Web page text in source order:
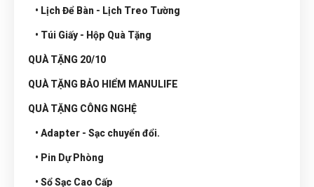
• Lịch Để Bàn - Lịch Treo Tường
• Túi Giấy - Hộp Quà Tặng
QUÀ TẶNG 20/10
QUÀ TẶNG BẢO HIỂM MANULIFE
QUÀ TẶNG CÔNG NGHỆ
• Adapter - Sạc chuyển đổi.
• Pin Dự Phòng
• Sổ Sạc Cao Cấp